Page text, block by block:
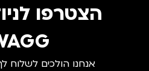
הצטרפו
אנחנו הולכים לשלוח